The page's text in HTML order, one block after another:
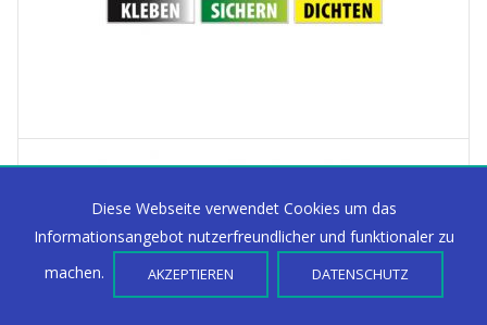
Diese Webseite verwendet Cookies um das
Informationsangebot nutzerfreundlicher und funktionaler zu
machen.
AKZEPTIEREN DATENSCHUTZ